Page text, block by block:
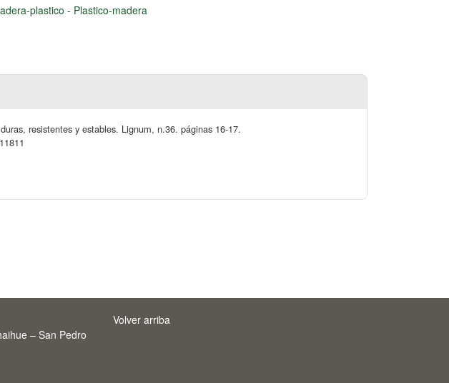
plastico - Plastico-madera
resistentes y estables. Lignum, n.36. páginas 16-17.
– San Pedro
Volver arriba